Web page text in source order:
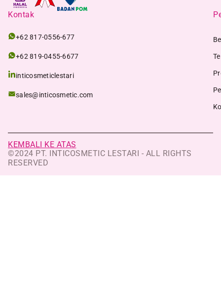
Kontak
+62 817-0556-677
+62 819-0455-6677
inticosmeticlestari
sales@inticosmetic.com
KEMBALI KE ATAS
©2024 PT. INTICOSMETIC LESTARI - ALL RIGHTS
RESERVED